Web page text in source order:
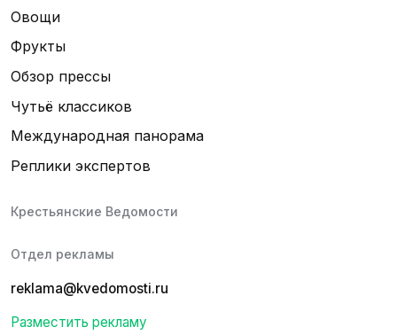
Овощи
Фрукты
Обзор прессы
Чутьё классиков
Международная панорама
Реплики экспертов
Крестьянские Ведомости
Отдел рекламы
reklama@kvedomosti.ru
Разместить рекламу